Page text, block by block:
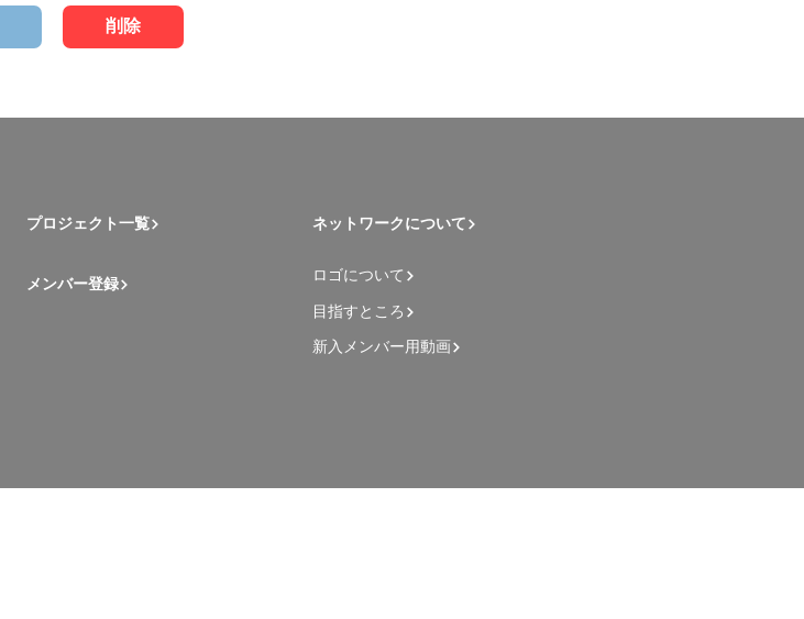
削除
プロジェクト一覧
メンバー登録
ネットワークについて
ロゴについて
目指すところ
新入メンバー用動画